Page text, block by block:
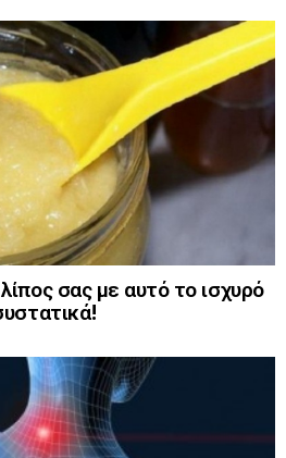
σας με αυτό το ισχυρό